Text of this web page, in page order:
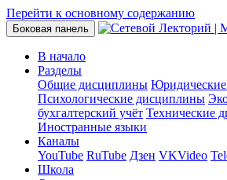
Перейти к основному содержанию
Боковая панель
В начало
Разделы
Общие дисциплины
Психологические дисциплины
бухгалтерский учёт Технические
Иностранные языки
Каналы
YouTube RuTube Дзен VKVideo
Школа